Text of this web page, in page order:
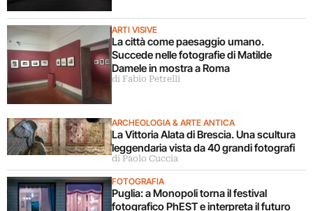
ARTI VISIVE
La città come paesaggio umano.
Succede nelle fotografie di Matilde
Damele in mostra a Roma
di Fabio Petrelli
ARCHEOLOGIA & ARTE ANTICA
La Vittoria Alata di Brescia. Una scultura
leggendaria vista da 40 grandi fotografi
di Paolo Cuccia
FOTOGRAFIA
Puglia: a Monopoli torna il festival
fotografico PhEST e interpreta il futuro